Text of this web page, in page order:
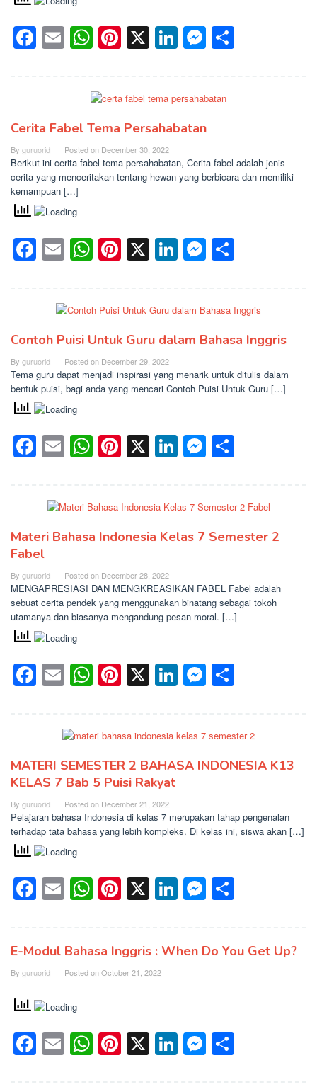
Facebook
EmailWhatsApp
Pinterest
X LinkedIn
Cerita Fabel Tema Persahabatan
By guruorid Posted on December 30, 2022
Berikut ini cerita fabel tema persahabatan, Cerita fabel adalah jenis
cerita yang menceritakan tentang hewan yang berbicara dan memiliki
kemampuan […]
Facebook
EmailWhatsApp
Pinterest
X LinkedIn
Contoh Puisi Untuk Guru dalam Bahasa Inggris
By guruorid Posted on December 29, 2022
Tema guru dapat menjadi inspirasi yang menarik untuk ditulis dalam
bentuk puisi, bagi anda yang mencari Contoh Puisi Untuk Guru […]
Facebook
EmailWhatsApp
Pinterest
X LinkedIn
Materi Bahasa Indonesia Kelas 7 Semester 2
Fabel
By guruorid Posted on December 28, 2022
MENGAPRESIASI DAN MENGKREASIKAN FABEL Fabel adalah
sebuat cerita pendek yang menggunakan binatang sebagai tokoh
utamanya dan biasanya mengandung pesan moral. […]
Facebook
EmailWhatsApp
Pinterest
X LinkedIn
MATERI SEMESTER 2 BAHASA INDONESIA K13
KELAS 7 Bab 5 Puisi Rakyat
By guruorid Posted on December 21, 2022
Pelajaran bahasa Indonesia di kelas 7 merupakan tahap pengenalan
terhadap tata bahasa yang lebih kompleks. Di kelas ini, siswa akan […]
Facebook
EmailWhatsApp
Pinterest
X LinkedIn
E-Modul Bahasa Inggris : When Do You Get Up?
By guruorid Posted onOctober 21, 2022
Facebook
EmailWhatsApp
Pinterest
X LinkedIn